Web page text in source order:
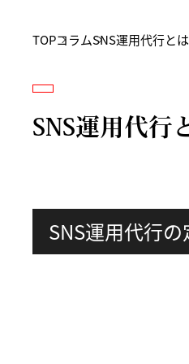
TOPコラムSNS運用代行と
SNS運用代行
SNS運用代行